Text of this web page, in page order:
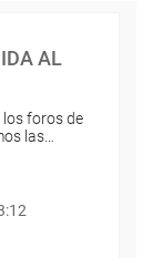
AL
foros de
las…